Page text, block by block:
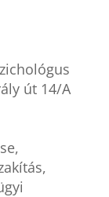
út 14/A